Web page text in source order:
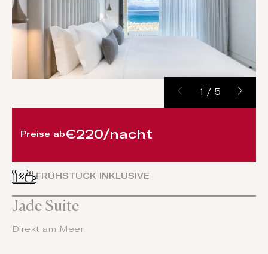
FRÜHSTÜCK INKLUSIVE
Jade Suite
Direkt am Meer
1 / 5
Preise ab€220/nacht